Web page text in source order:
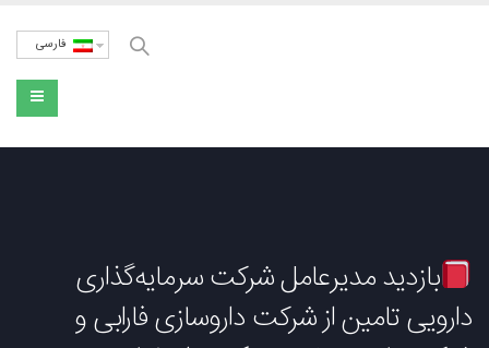
فارسی
بازدید مدیرعامل شرکت سرمایه‌گذاری
دارویی تامین از شرکت داروسازی فارابی و